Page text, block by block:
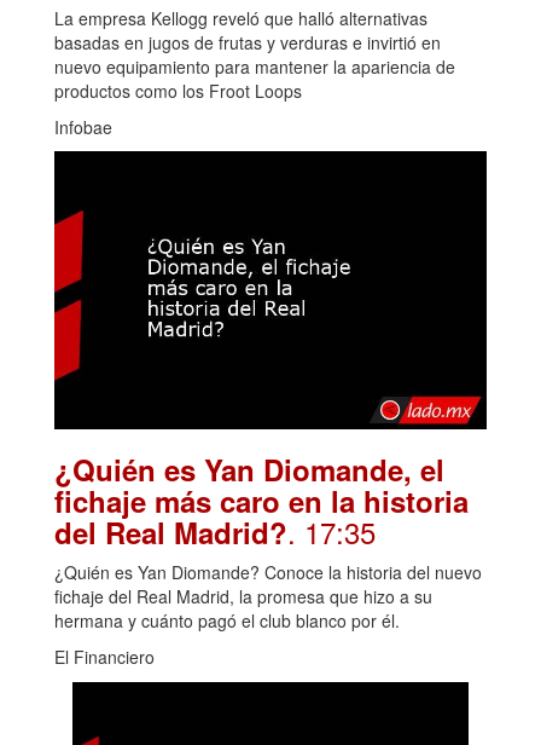
La empresa Kellogg reveló que halló alternativas
basadas en jugos de frutas y verduras e invirtió en
nuevo equipamiento para mantener la apariencia de
productos como los Froot Loops
Infobae
¿Quién es Yan Diomande, el
fichaje más caro en la historia
del Real Madrid?. 17:35
¿Quién es Yan Diomande? Conoce la historia del nuevo
fichaje del Real Madrid, la promesa que hizo a su
hermana y cuánto pagó el club blanco por él.
El Financiero